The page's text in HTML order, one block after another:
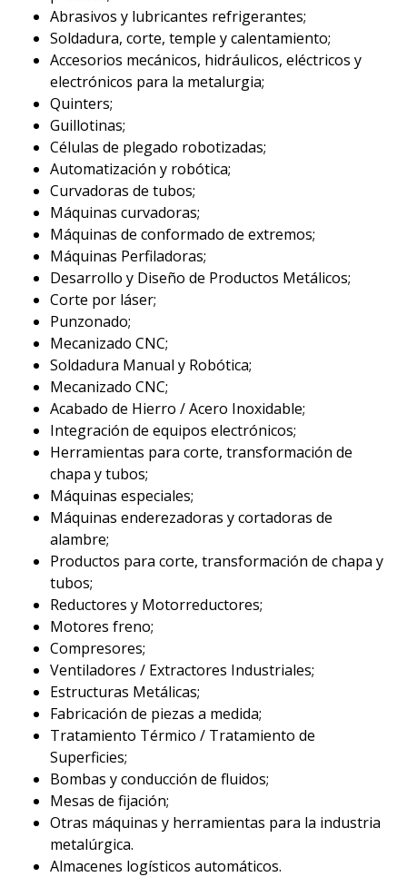
Abrasivos y lubricantes refrigerantes;
Soldadura, corte, temple y calentamiento;
Accesorios mecánicos, hidráulicos, eléctricos y
electrónicos para la metalurgia;
Quinters;
Guillotinas;
Células de plegado robotizadas;
Automatización y robótica;
Curvadoras de tubos;
Máquinas curvadoras;
Máquinas de conformado de extremos;
Máquinas Perfiladoras;
Desarrollo y Diseño de Productos Metálicos;
Corte por láser;
Punzonado;
Mecanizado CNC;
Soldadura Manual y Robótica;
Mecanizado CNC;
Acabado de Hierro / Acero Inoxidable;
Integración de equipos electrónicos;
Herramientas para corte, transformación de
chapa y tubos;
Máquinas especiales;
Máquinas enderezadoras y cortadoras de
alambre;
Productos para corte, transformación de chapa y
tubos;
Reductores y Motorreductores;
Motores freno;
Compresores;
Ventiladores / Extractores Industriales;
Estructuras Metálicas;
Fabricación de piezas a medida;
Tratamiento Térmico / Tratamiento de
Superficies;
Bombas y conducción de fluidos;
Mesas de fijación;
Otras máquinas y herramientas para la industria
metalúrgica.
Almacenes logísticos automáticos.